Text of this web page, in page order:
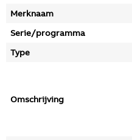
Merknaam
Serie/programma
Type
Omschrijving